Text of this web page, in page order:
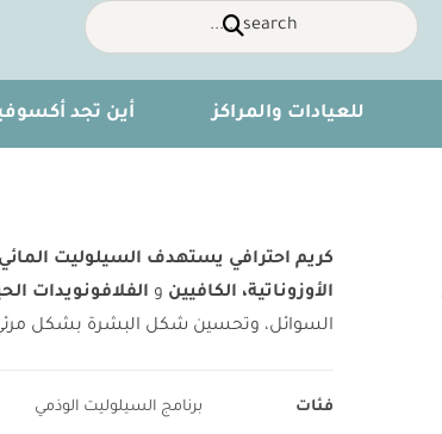
للعيادات والمراكز أين تجد
كريم احترافي يستهدف السيلوليت المائي
الأوزوناتية، الكافيين و الفلافونويدات
السوائل، وتحسين شكل البشرة بشكل
فئات برنامج السيلوليت الوذمي